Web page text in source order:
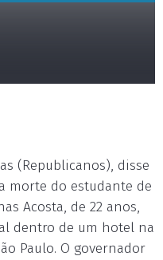
(Republicanos), disse
morte do estudante de
Acosta, de 22 anos,
dentro de um hotel na
Paulo. O governador